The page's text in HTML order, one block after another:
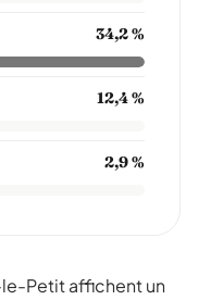
34,2 %
12,4 %
2,9 %
Petit affichent un